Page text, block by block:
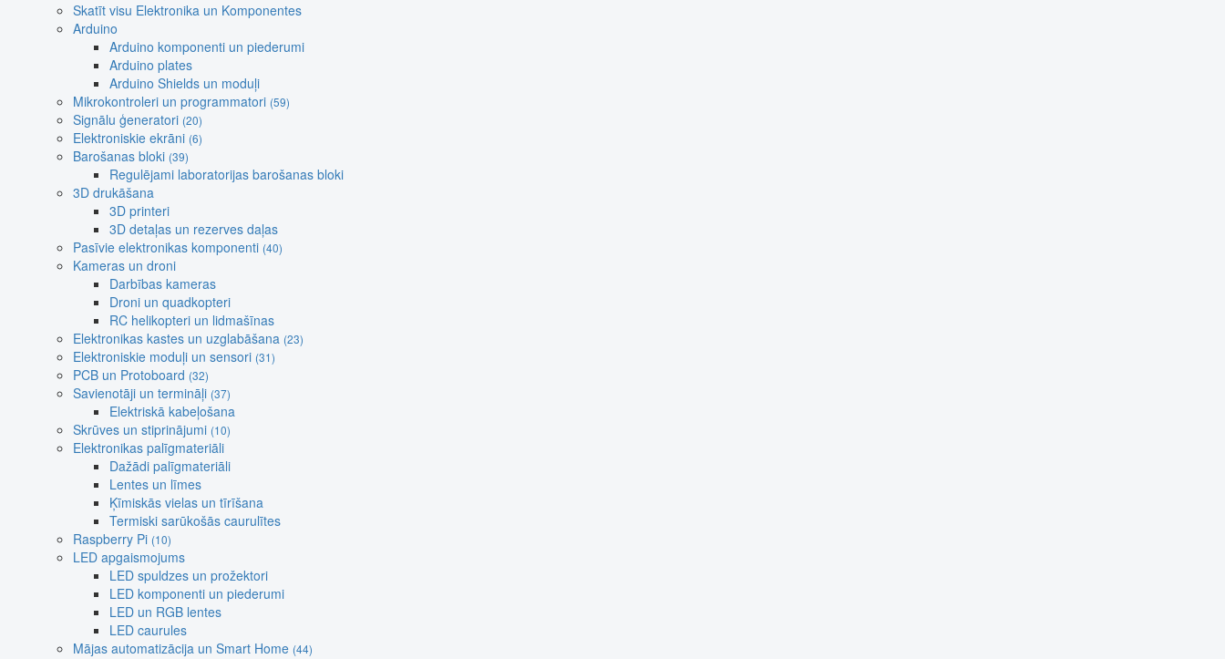
Skatīt visu Elektronika un Komponentes
Arduino
Arduino komponenti un piederumi
Arduino plates
Arduino Shields un moduļi
Mikrokontroleri un programmatori (59)
Signālu ģeneratori (20)
Elektroniskie ekrāni (6)
Barošanas bloki (39)
Regulējami laboratorijas barošanas bloki
3D drukāšana
3D printeri
3D detaļas un rezerves daļas
Pasīvie elektronikas komponenti (40)
Kameras un droni
Darbības kameras
Droni un quadkopteri
RC helikopteri un lidmašīnas
Elektronikas kastes un uzglabāšana (23)
Elektroniskie moduļi un sensori (31)
PCB un Protoboard (32)
Savienotāji un termināļi (37)
Elektriskā kabeļošana
Skrūves un stiprinājumi (10)
Elektronikas palīgmateriāli
Dažādi palīgmateriāli
Lentes un līmes
Ķīmiskās vielas un tīrīšana
Termiski sarūkošās caurulītes
Raspberry Pi (10)
LED apgaismojums
LED spuldzes un prožektori
LED komponenti un piederumi
LED un RGB lentes
LED caurules
Mājas automatizācija un Smart Home (44)